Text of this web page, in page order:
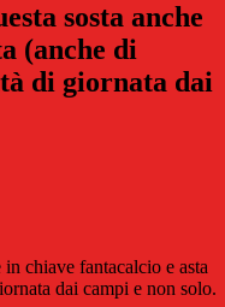
sosta anche
(anche di
di giornata dai
chiave fantacalcio e asta
dai campi e non solo.